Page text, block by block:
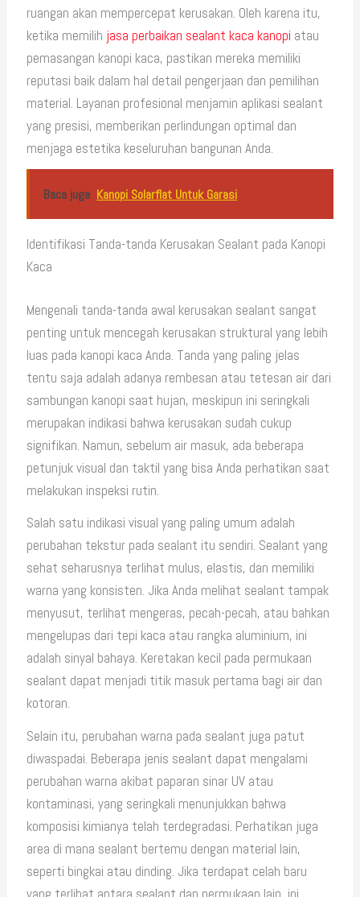
ruangan akan mempercepat kerusakan. Oleh karena itu,
ketika memilih jasa perbaikan sealant kaca kanopi atau
pemasangan kanopi kaca, pastikan mereka memiliki
reputasi baik dalam hal detail pengerjaan dan pemilihan
material. Layanan profesional menjamin aplikasi sealant
yang presisi, memberikan perlindungan optimal dan
menjaga estetika keseluruhan bangunan Anda.
Baca juga Kanopi Solarflat Untuk Garasi
Identifikasi Tanda-tanda Kerusakan Sealant pada Kanopi
Kaca
Mengenali tanda-tanda awal kerusakan sealant sangat
penting untuk mencegah kerusakan struktural yang lebih
luas pada kanopi kaca Anda. Tanda yang paling jelas
tentu saja adalah adanya rembesan atau tetesan air dari
sambungan kanopi saat hujan, meskipun ini seringkali
merupakan indikasi bahwa kerusakan sudah cukup
signifikan. Namun, sebelum air masuk, ada beberapa
petunjuk visual dan taktil yang bisa Anda perhatikan saat
melakukan inspeksi rutin.
Salah satu indikasi visual yang paling umum adalah
perubahan tekstur pada sealant itu sendiri. Sealant yang
sehat seharusnya terlihat mulus, elastis, dan memiliki
warna yang konsisten. Jika Anda melihat sealant tampak
menyusut, terlihat mengeras, pecah-pecah, atau bahkan
mengelupas dari tepi kaca atau rangka aluminium, ini
adalah sinyal bahaya. Keretakan kecil pada permukaan
sealant dapat menjadi titik masuk pertama bagi air dan
kotoran.
Selain itu, perubahan warna pada sealant juga patut
diwaspadai. Beberapa jenis sealant dapat mengalami
perubahan warna akibat paparan sinar UV atau
kontaminasi, yang seringkali menunjukkan bahwa
komposisi kimianya telah terdegradasi. Perhatikan juga
area di mana sealant bertemu dengan material lain,
seperti bingkai atau dinding. Jika terdapat celah baru